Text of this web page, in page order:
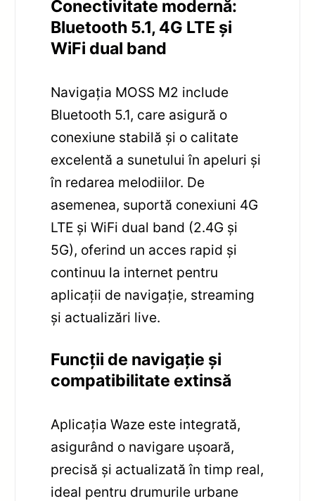
Conectivitate modernă:
Bluetooth 5.1, 4G LTE și
WiFi dual band
Navigația MOSS M2 include
Bluetooth 5.1, care asigură o
conexiune stabilă și o calitate
excelentă a sunetului în apeluri și
în redarea melodiilor. De
asemenea, suportă conexiuni 4G
LTE și WiFi dual band (2.4G și
5G), oferind un acces rapid și
continuu la internet pentru
aplicații de navigație, streaming
și actualizări live.
Funcții de navigație și
compatibilitate extinsă
Aplicația Waze este integrată,
asigurând o navigare ușoară,
precisă și actualizată în timp real,
ideal pentru drumurile urbane